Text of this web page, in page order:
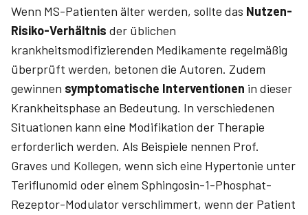
Wenn MS-Patienten älter werden, sollte das Nutzen-
Risiko-Verhältnis der üblichen
krankheitsmodifizierenden Medikamente regelmäßig
überprüft werden, betonen die Autoren. Zudem
gewinnen symptomatische Interventionen in dieser
Krankheitsphase an Bedeutung. In verschiedenen
Situationen kann eine Modifikation der Therapie
erforderlich werden. Als Beispiele nennen Prof.
Graves und Kollegen, wenn sich eine Hypertonie unter
Teriflunomid oder einem Sphingosin-1-Phosphat-
Rezeptor-Modulator verschlimmert, wenn der Patient